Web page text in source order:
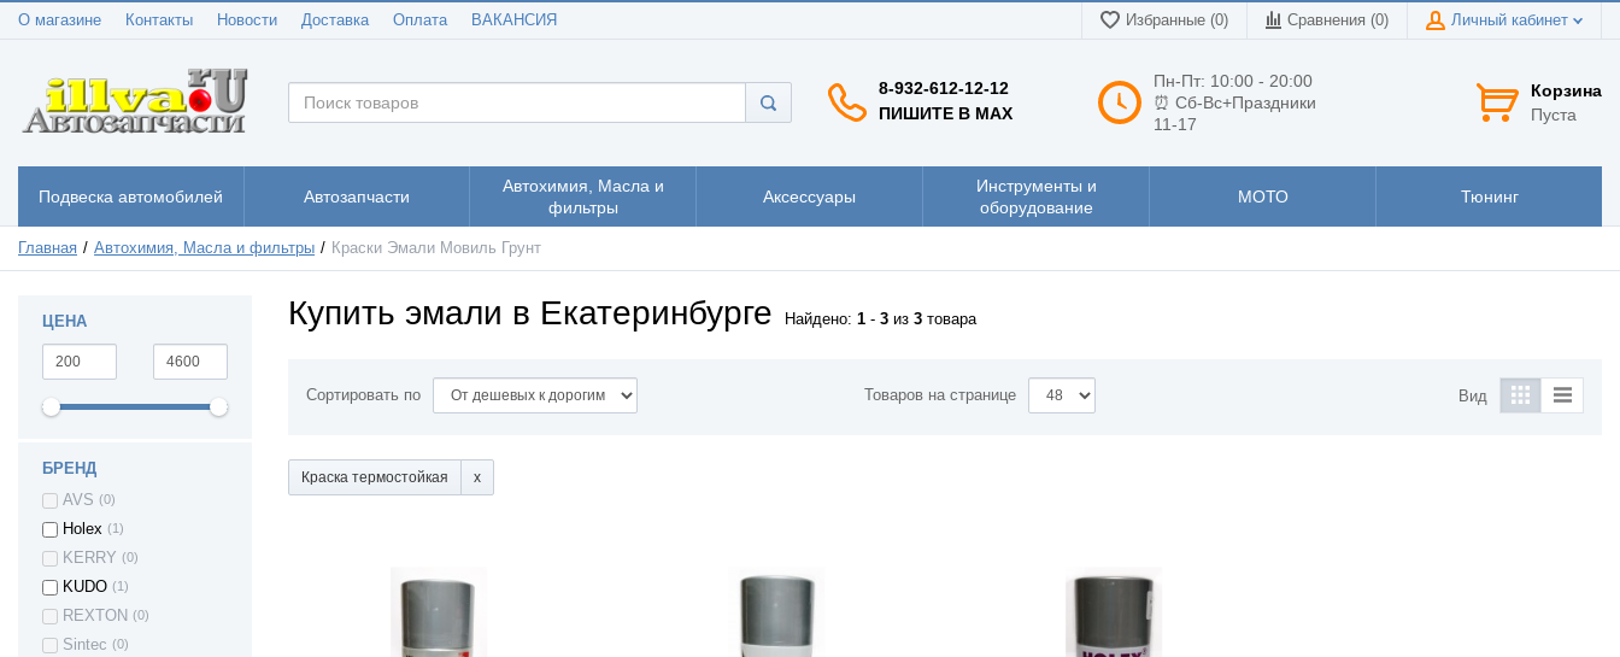
О магазине Контакты Новости Доставка Оплата ВАКАНСИЯ Избранные (0) Сравнения (0) Личный кабинет
8-932-612-12-12
ПИШИТЕ В MAX
Пн-Пт: 10:00 - 20:00
⏰ Сб-Вс+Праздники
11-17
Корзина
Пуста
Подвеска автомобилей Автозапчасти
Автохимия, Масла и
фильтры
Аксессуары
Инструменты и
оборудование
МОТО Тюнинг
Главная Автохимия, Масла и фильтры Краски Эмали Мовиль Грунт
ЦЕНА
БРЕНД
AVS (0)
Holex (1)
KERRY (0)
KUDO (1)
REXTON (0)
Sintec (0)
Купить эмали в Екатеринбурге Найдено: 1 - 3 из 3 товара
Сортировать по Товаров на странице Вид
Краска термостойкая